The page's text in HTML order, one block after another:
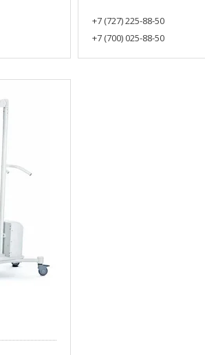
+7 (727) 225-88-50
+7 (700) 025-88-50